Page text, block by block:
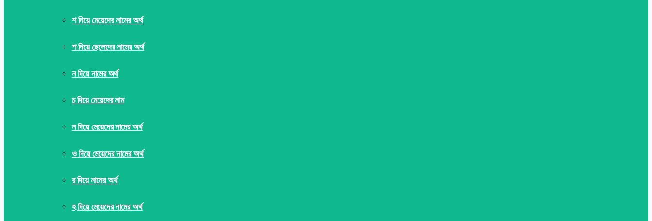
শ দিয়ে মেয়েদের নামের অর্থ
শ দিয়ে ছেলেদের নামের অর্থ
ন দিয়ে নামের অর্থ
চ দিয়ে মেয়েদের নাম
ন দিয়ে মেয়েদের নামের অর্থ
ও দিয়ে মেয়েদের নামের অর্থ
র দিয়ে নামের অর্থ
হ দিয়ে মেয়েদের নামের অর্থ